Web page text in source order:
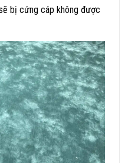
bị cứng cáp không được